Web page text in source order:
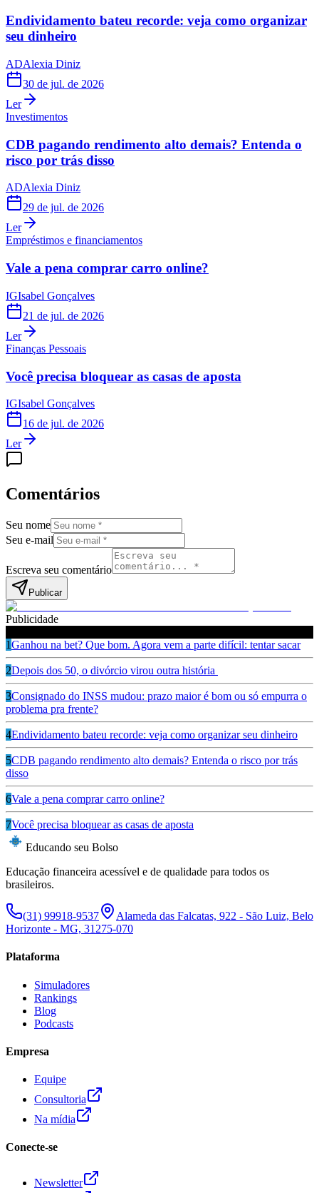
Endividamento bateu recorde: veja como organizar
seu dinheiro
ADAlexia Diniz
30 de jul. de 2026
Ler
Investimentos
CDB pagando rendimento alto demais? Entenda o
risco por trás disso
ADAlexia Diniz
29 de jul. de 2026
Ler
Empréstimos e financiamentos
Vale a pena comprar carro online?
IGIsabel Gonçalves
21 de jul. de 2026
Ler
Finanças Pessoais
Você precisa bloquear as casas de aposta
IGIsabel Gonçalves
16 de jul. de 2026
Ler
Comentários
Seu nome
Seu e-mail
Escreva seu comentário
Publicar
Publicidade
1Ganhou na bet? Que bom. Agora vem a parte difícil: tentar sacar
2Depois dos 50, o divórcio virou outra história
3Consignado do INSS mudou: prazo maior é bom ou só empurra o
problema pra frente?
4Endividamento bateu recorde: veja como organizar seu dinheiro
5CDB pagando rendimento alto demais? Entenda o risco por trás
disso
6Vale a pena comprar carro online?
7Você precisa bloquear as casas de aposta
Educando seu Bolso
Educação financeira acessível e de qualidade para todos os
brasileiros.
(31) 99918-9537
Alameda das Falcatas, 922 - São Luiz, Belo
Horizonte - MG, 31275-070
Plataforma
Simuladores
Rankings
Blog
Podcasts
Empresa
Equipe
Consultoria
Na mídia
Conecte-se
Newsletter